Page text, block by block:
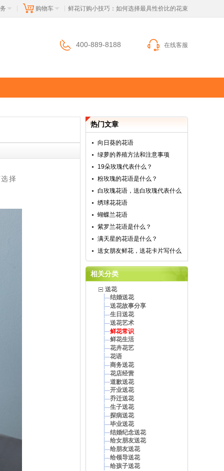
购物车 鲜花订购小技巧：如何选择最具性价比的花束
400-889-8188 在线客服
择
热门文章
向日葵的花语
绿萝的养殖方法和注意事项
19朵玫瑰代表什么？
粉玫瑰的花语是什么？
白玫瑰花语，送白玫瑰代表什么
绣球花花语
蝴蝶兰花语
紫罗兰花语是什么？
满天星的花语是什么？
送女朋友鲜花，送花卡片写什么
相关分类
送花
结婚送花
送花故事分享
生日送花
送花艺术
鲜花常识
鲜花生活
花卉花艺
花语
商务送花
花店经营
道歉送花
开业送花
乔迁送花
生子送花
探病送花
毕业送花
结婚纪念送花
给女朋友送花
给朋友送花
给领导送花
给孩子送花